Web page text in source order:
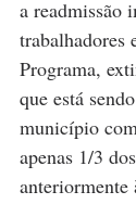
a readmissão
trabalhadores
Programa,
que está
município
apenas 1/3
anteriormente